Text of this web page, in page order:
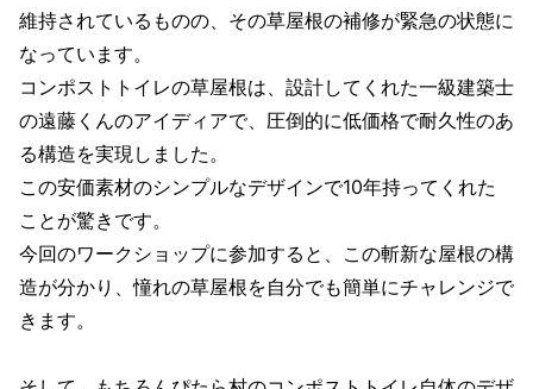
維持されているものの、その草屋根の補修が緊急の状態に
なっています。
コンポストトイレの草屋根は、設計してくれた一級建築士
の遠藤くんのアイディアで、圧倒的に低価格で耐久性のあ
る構造を実現しました。
この安価素材のシンプルなデザインで10年持ってくれた
ことが驚きです。
今回のワークショップに参加すると、この斬新な屋根の構
造が分かり、憧れの草屋根を自分でも簡単にチャレンジで
きます。